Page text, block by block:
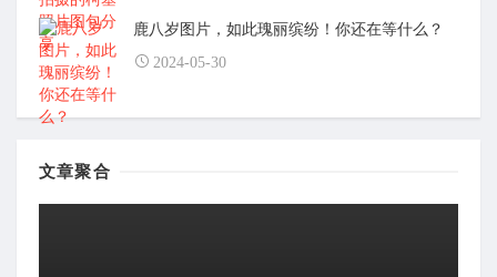
鹿八岁图片，如此瑰丽缤纷！你还在等什么？
2024-05-30
文章聚合